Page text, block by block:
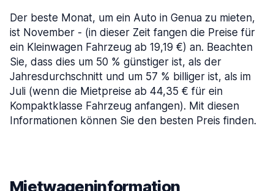
Der beste Monat, um ein Auto in Genua zu mieten,
ist November - (in dieser Zeit fangen die Preise für
ein Kleinwagen Fahrzeug ab 19,19 €) an. Beachten
Sie, dass dies um 50 % günstiger ist, als der
Jahresdurchschnitt und um 57 % billiger ist, als im
Juli (wenn die Mietpreise ab 44,35 € für ein
Kompaktklasse Fahrzeug anfangen). Mit diesen
Informationen können Sie den besten Preis finden.
Mietwageninformation